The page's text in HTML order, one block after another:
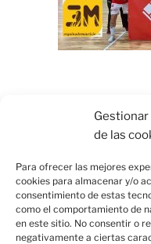
de las
Para ofrecer las mejores
cookies para almacenar y/o
consentimiento de estas
como el comportamiento de
en este sitio. No consentir o
negativamente a ciertas
X
3 4 5
10 11 12